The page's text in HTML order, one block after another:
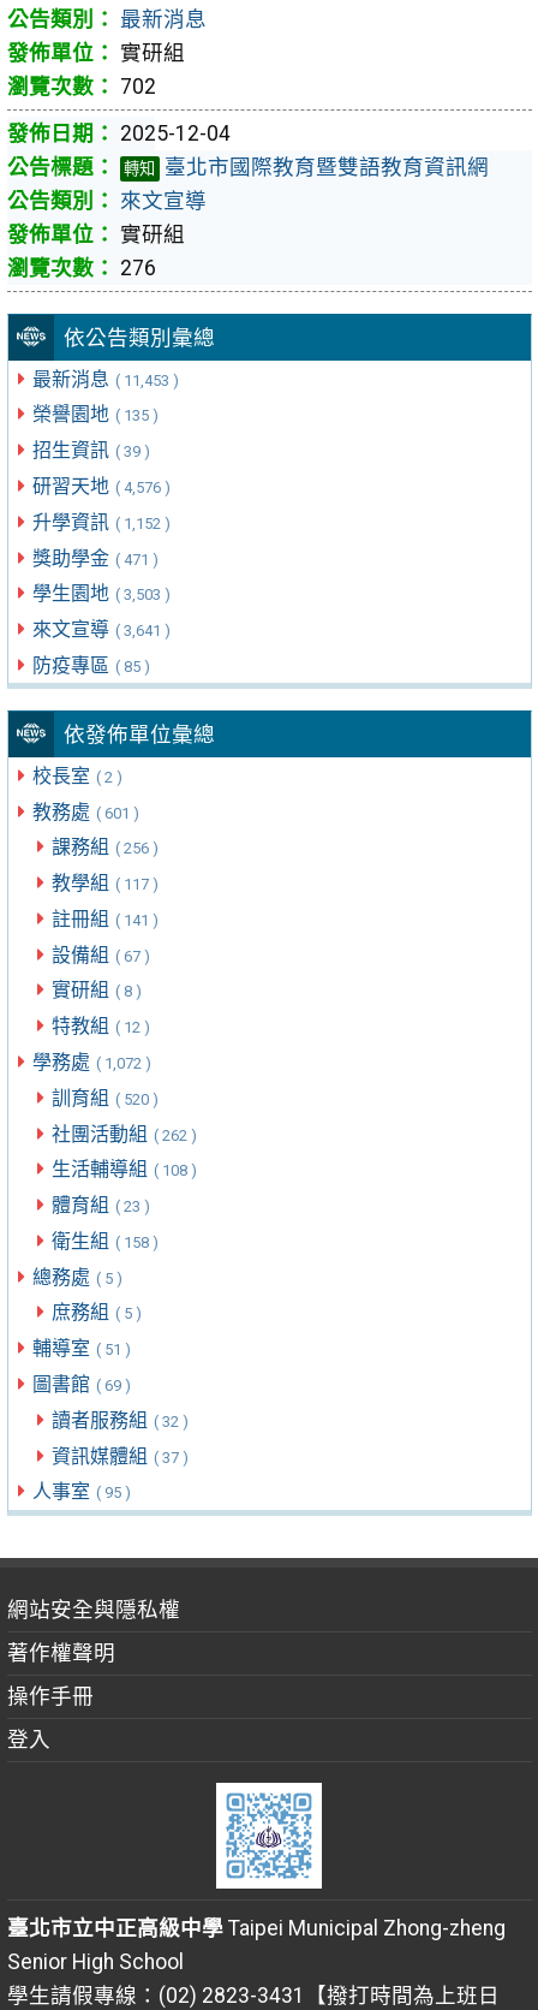
依公告類別彙總
最新消息 ( 11,453 )
榮譽園地 ( 135 )
招生資訊 ( 39 )
研習天地 ( 4,576 )
升學資訊 ( 1,152 )
獎助學金 ( 471 )
學生園地 ( 3,503 )
來文宣導 ( 3,641 )
防疫專區 ( 85 )
依發佈單位彙總
校長室 ( 2 )
教務處 ( 601 )
課務組 ( 256 )
教學組 ( 117 )
註冊組 ( 141 )
設備組 ( 67 )
實研組 ( 8 )
特教組 ( 12 )
學務處 ( 1,072 )
訓育組 ( 520 )
社團活動組 ( 262 )
生活輔導組 ( 108 )
體育組 ( 23 )
衛生組 ( 158 )
總務處 ( 5 )
庶務組 ( 5 )
輔導室 ( 51 )
圖書館 ( 69 )
讀者服務組 ( 32 )
資訊媒體組 ( 37 )
人事室 ( 95 )
最新消息
實研組
702
2025-12-04
轉知
臺北市國際教育暨雙語教育資訊網
來文宣導
實研組
276
網站安全與隱私權
著作權聲明
操作手冊
登入
臺北市立中正高級中學Taipei Municipal Zhong-zheng
Senior High School
學生請假專線：(02) 2823-3431【撥打時間為上班日